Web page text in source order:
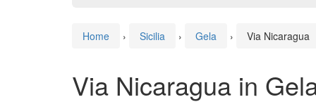
Home › Sicilia › Gela › Via Nicaragua
Via Nicaragua in